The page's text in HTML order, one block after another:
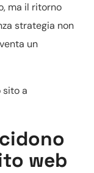
ma il ritorno
strategia non
un
sito a
web